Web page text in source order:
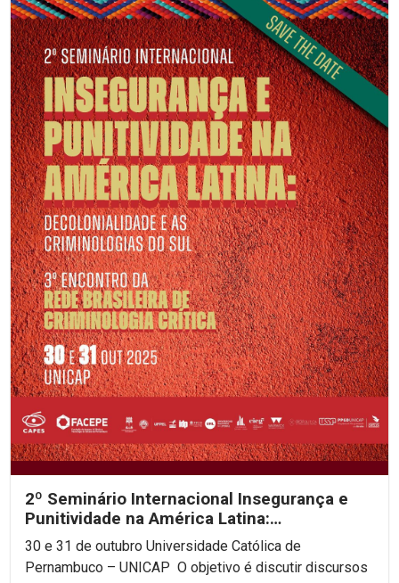
2º Seminário Internacional Insegurança e
Punitividade na América Latina:
decolonialidade e as...
30 e 31 de outubro Universidade Católica de
Pernambuco – UNICAP O objetivo é discutir discursos